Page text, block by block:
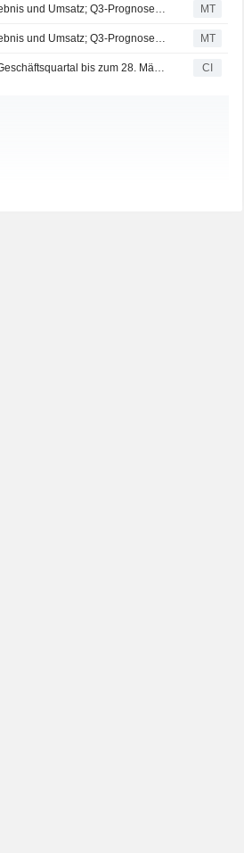
Fabrinet steigert im 2. Quartal Non-GAAP-Ergebnis und Umsatz; Q3-Prognose festgelegt MT
Fabrinet steigert im 2. Quartal Non-GAAP-Ergebnis und Umsatz; Q3-Prognose festgelegt MT
Fabrinet gibt Ergebnisprognose für das dritte Geschäftsquartal bis zum 28. März 2025 ab CI